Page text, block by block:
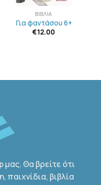
ΒΙΒΛΊΑ
Για φαντάσου 6+
€12.00
Θα βρείτε ότι
παιχνίδια, βιβλία